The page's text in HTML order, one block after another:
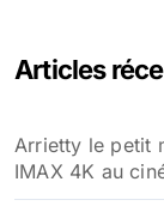
Articles
Arrietty le petit
IMAX 4K au